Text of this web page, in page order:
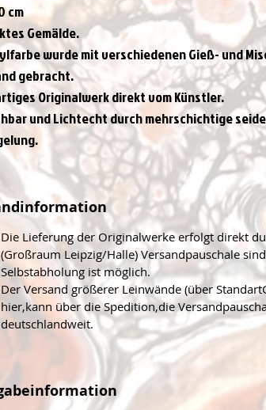
cm
Gemälde.
wurde mit verschiedenen Gieß- und
gebracht.
Originalwerk direkt vom Künstler.
und Lichtecht durch mehrschichtige
Die Lieferung der Originalwerke erfolgt direkt
(Großraum Leipzig/Halle) Versandpauschale
Selbstabholung ist möglich.
Der Versand größerer Leinwände (über
hier,kann über die Spedition,die
deutschlandweit.